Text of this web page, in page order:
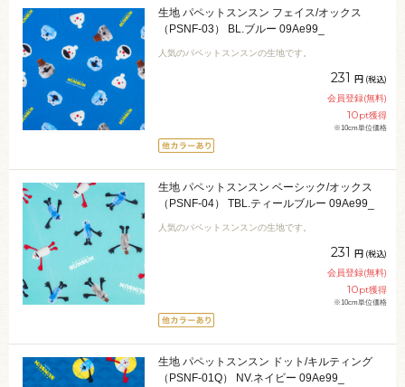
生地 パペットスンスン フェイス/オックス
（PSNF-03） BL.ブルー 09Ae99_
人気のパペットスンスンの生地です。
231 円 (税込)
会員登録(無料)
10pt獲得
※10cm単位価格
生地 パペットスンスン ベーシック/オックス
（PSNF-04） TBL.ティールブルー 09Ae99_
人気のパペットスンスンの生地です。
231 円 (税込)
会員登録(無料)
10pt獲得
※10cm単位価格
生地 パペットスンスン ドット/キルティング
（PSNF-01Q） NV.ネイビー 09Ae99_